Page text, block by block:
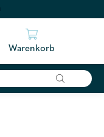
Warenkorb